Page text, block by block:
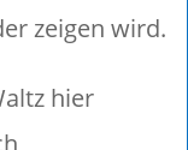
zeigen wird.
hier